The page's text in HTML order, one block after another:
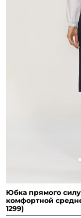
Юбка прямого
комфортной
1299)